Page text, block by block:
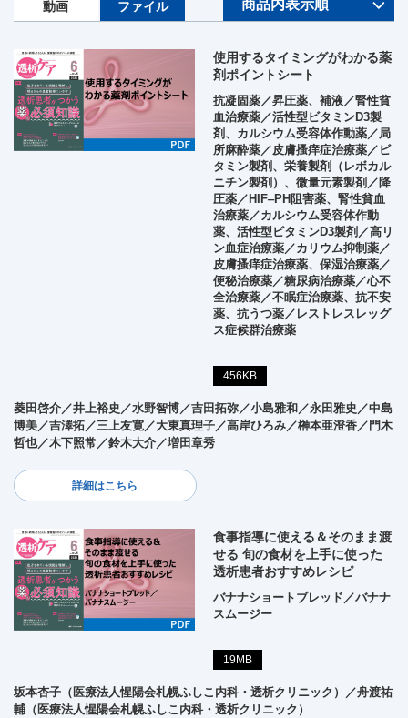
動画 ファイル
使用するタイミングがわかる薬
剤ポイントシート
抗凝固薬／昇圧薬、補液／腎性貧
血治療薬／活性型ビタミンD3製
剤、カルシウム受容体作動薬／局
所麻酔薬／皮膚搔痒症治療薬／ビ
タミン製剤、栄養製剤（レボカル
ニチン製剤）、微量元素製剤／降
圧薬／HIF‒PH阻害薬、腎性貧血
治療薬／カルシウム受容体作動
薬、活性型ビタミンD3製剤／高リ
ン血症治療薬／カリウム抑制薬／
皮膚搔痒症治療薬、保湿治療薬／
便秘治療薬／糖尿病治療薬／心不
全治療薬／不眠症治療薬、抗不安
薬、抗うつ薬／レストレスレッグ
ス症候群治療薬
456KB
菱田啓介／井上裕史／水野智博／吉田拓弥／小島雅和／永田雅史／中島
博美／吉澤拓／三上友寛／大東真理子／高岸ひろみ／榊本亜澄香／門木
哲也／木下照常／鈴木大介／増田章秀
詳細はこちら
食事指導に使える＆そのまま渡
せる 旬の食材を上手に使った
透析患者おすすめレシピ
バナナショートブレッド／バナナ
スムージー
19MB
坂本杏子（医療法人惺陽会札幌ふしこ内科・透析クリニック）／舟渡祐
輔（医療法人惺陽会札幌ふしこ内科・透析クリニック）